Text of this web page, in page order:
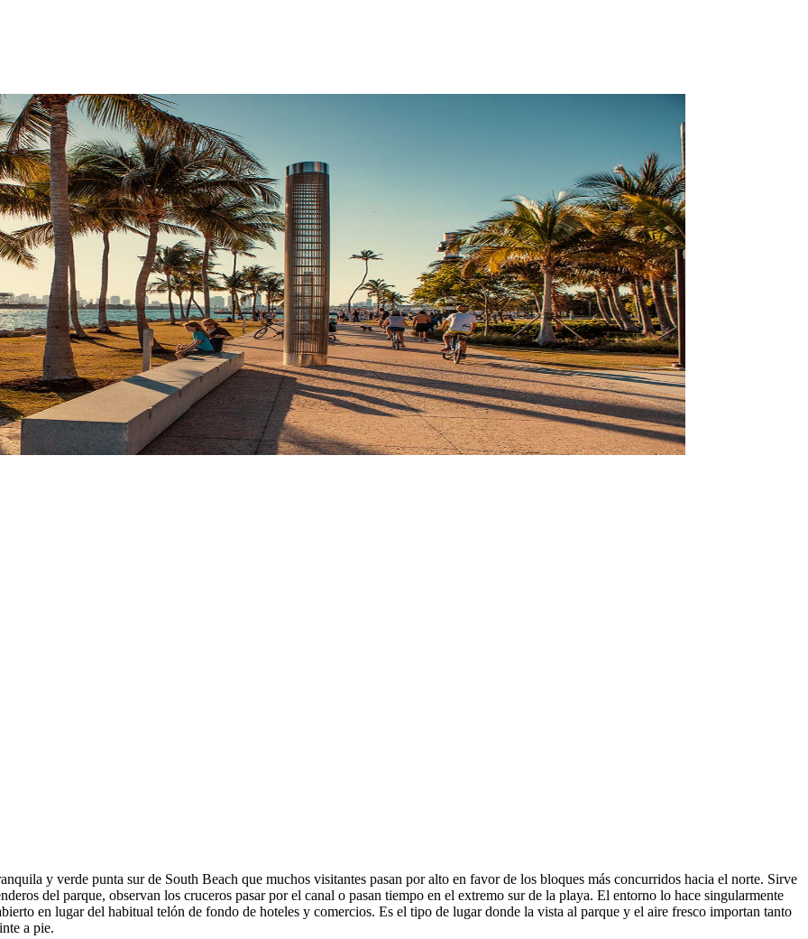
y verde punta sur de South Beach que muchos visitantes pasan por alto en favor de los bloques más concurridos hacia el norte. Sirve
del parque, observan los cruceros pasar por el canal o pasan tiempo en el extremo sur de la playa. El entorno lo hace singularmente
en lugar del habitual telón de fondo de hoteles y comercios. Es el tipo de lugar donde la vista al parque y el aire fresco importan tanto
a pie.